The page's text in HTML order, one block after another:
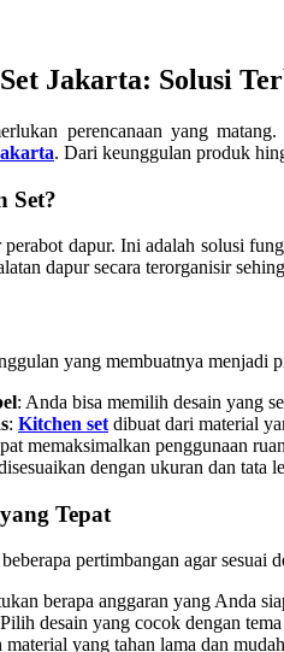
Jakarta: Solusi
perencanaan yang
. Dari keunggulan produk
Set?
perabot dapur. Ini adalah solusi
dapur secara terorganisir
yang membuatnya menjadi
: Anda bisa memilih desain yang
: Kitchen set dibuat dari material
memaksimalkan penggunaan
dengan ukuran dan tata
Tepat
pertimbangan agar sesuai
berapa anggaran yang Anda
desain yang cocok dengan
material yang tahan lama dan